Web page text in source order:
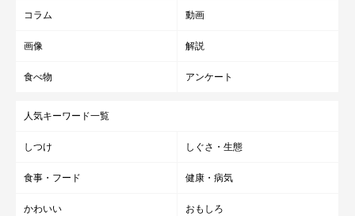
コラム 動画
画像 解説
食べ物 アンケート
人気キーワード一覧
しつけ しぐさ・生態
食事・フード 健康・病気
かわいい おもしろ